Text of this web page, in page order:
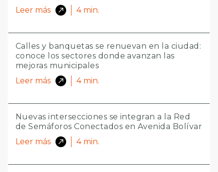
Leer más
4 min.
Calles y banquetas se renuevan en la ciudad:
conoce los sectores donde avanzan las
mejoras municipales
Leer más
4 min.
Nuevas intersecciones se integran a la Red
de Semáforos Conectados en Avenida Bolívar
Leer más
4 min.